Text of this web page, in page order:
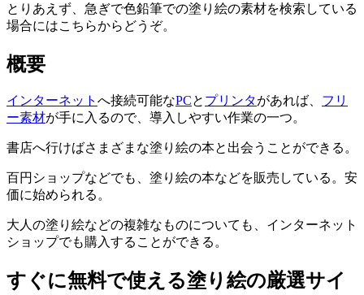
とりあえず、急ぎで色鉛筆での塗り絵の素材を検索している
場合にはこちらからどうぞ。
概要
インターネット へ接続可能なPCと プリンタがあれば、 フリ
ー素材が手に入るので、導入しやすい作業の一つ。
書店へ行けばさまざまな塗り絵の本と出会うことができる。
百円ショップなどでも、塗り絵の本などを販売している。安
価に始められる。
大人の塗り絵などの複雑なものについても、インターネット
ショップでも購入することができる。
すぐに無料で使える塗り絵の厳選サイ